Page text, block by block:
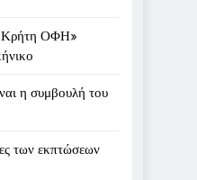
ΟΦΗ»
η συμβουλή του
των εκπτώσεων